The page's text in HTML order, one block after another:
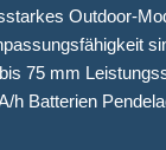
Outdoor-
75 mm
h Batterien